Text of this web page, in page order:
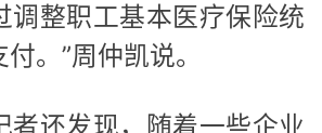
调整职工基本医疗保险统
。”周仲凯说。
者还发现，随着一些企业